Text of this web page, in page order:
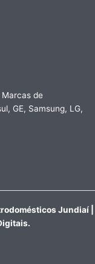
Marcas de
GE, Samsung, LG,
Jundiaí |
.